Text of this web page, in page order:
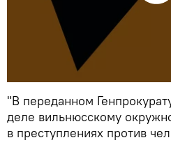
"В переданном
деле вильнюсскому
в преступлениях против